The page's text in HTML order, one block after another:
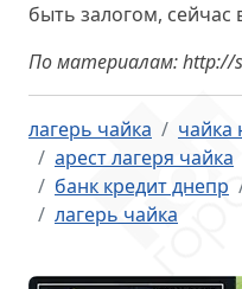
быть залогом, сейчас
По материалам: http://
лагерь чайка
чайка
арест лагеря чайка
банк кредит днепр
лагерь чайка